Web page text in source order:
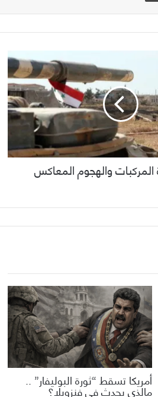
المركبات والهجوم المعاكس
أمريكا تسقط “ثورة البوليفار” ..
مالذي يحدث في فنزويلا؟